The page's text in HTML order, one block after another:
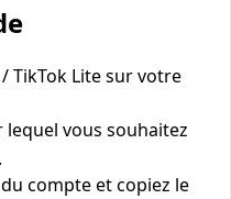
TikTok Lite sur votre
vous souhaitez
compte et copiez le